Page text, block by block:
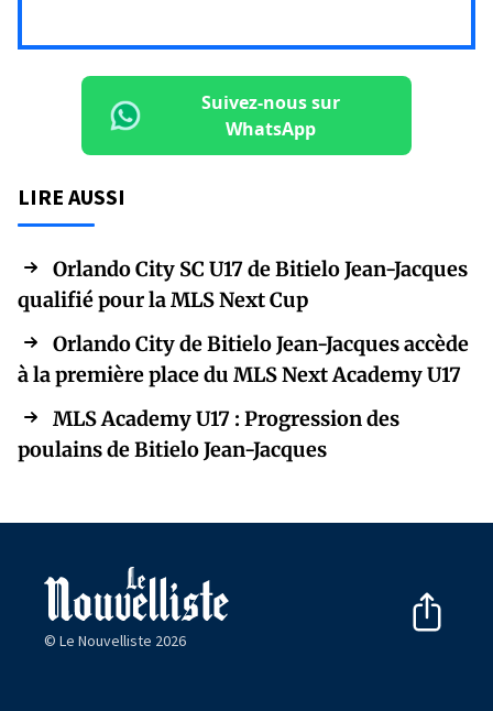
Suivez-nous sur
WhatsApp
LIRE AUSSI
Orlando City SC U17 de Bitielo Jean-Jacques
qualifié pour la MLS Next Cup
Orlando City de Bitielo Jean-Jacques accède
à la première place du MLS Next Academy U17
MLS Academy U17 : Progression des
poulains de Bitielo Jean-Jacques
© Le Nouvelliste 2026